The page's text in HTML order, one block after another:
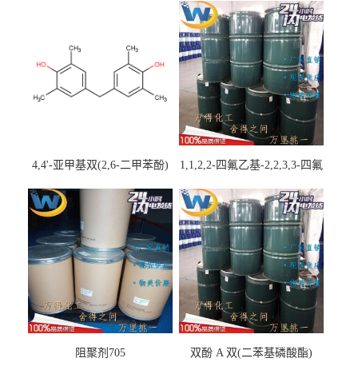
4,4'-亚甲基双(2,6-二甲苯酚)
1,1,2,2-四氟乙基-2,2,3,3-四氟
阻聚剂705 双酚 A 双(二苯基磷酸酯)